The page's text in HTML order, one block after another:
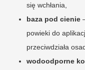
się wchłania,
baza pod cienie
powieki do
przeciwdziała
wodoodporne